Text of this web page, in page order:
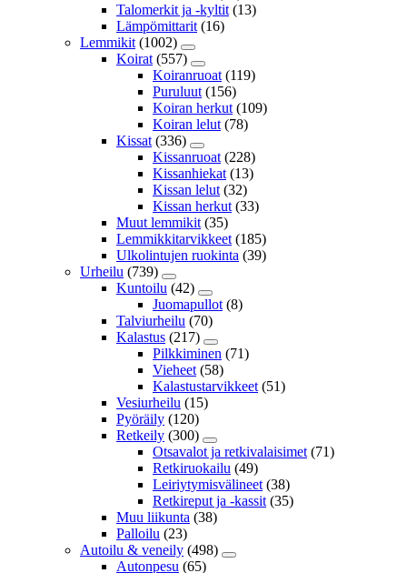
Talomerkit ja -kyltit (13)
Lämpömittarit (16)
Lemmikit (1002)
Koirat (557)
Koiranruoat (119)
Puruluut (156)
Koiran herkut (109)
Koiran lelut (78)
Kissat (336)
Kissanruoat (228)
Kissanhiekat (13)
Kissan lelut (32)
Kissan herkut (33)
Muut lemmikit (35)
Lemmikkitarvikkeet (185)
Ulkolintujen ruokinta (39)
Urheilu (739)
Kuntoilu (42)
Juomapullot (8)
Talviurheilu (70)
Kalastus (217)
Pilkkiminen (71)
Vieheet (58)
Kalastustarvikkeet (51)
Vesiurheilu (15)
Pyöräily (120)
Retkeily (300)
Otsavalot ja retkivalaisimet (71)
Retkiruokailu (49)
Leiriytymisvälineet (38)
Retkireput ja -kassit (35)
Muu liikunta (38)
Palloilu (23)
Autoilu & veneily (498)
Autonpesu (65)